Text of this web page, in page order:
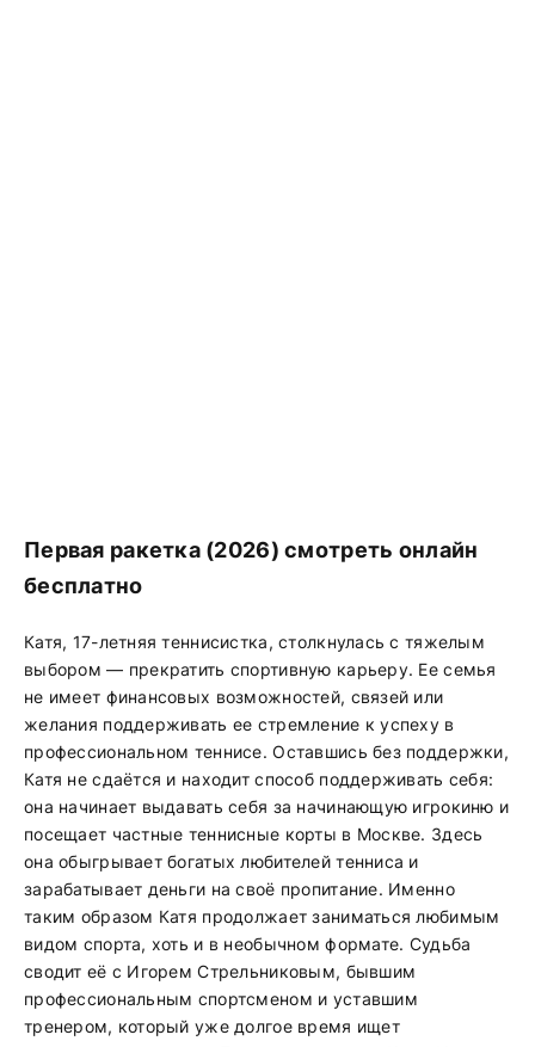
Первая ракетка (2026) смотреть онлайн
бесплатно
Катя, 17-летняя теннисистка, столкнулась с тяжелым
выбором — прекратить спортивную карьеру. Ее семья
не имеет финансовых возможностей, связей или
желания поддерживать ее стремление к успеху в
профессиональном теннисе. Оставшись без поддержки,
Катя не сдаётся и находит способ поддерживать себя:
она начинает выдавать себя за начинающую игрокиню и
посещает частные теннисные корты в Москве. Здесь
она обыгрывает богатых любителей тенниса и
зарабатывает деньги на своё пропитание. Именно
таким образом Катя продолжает заниматься любимым
видом спорта, хоть и в необычном формате. Судьба
сводит её с Игорем Стрельниковым, бывшим
профессиональным спортсменом и уставшим
тренером, который уже долгое время ищет